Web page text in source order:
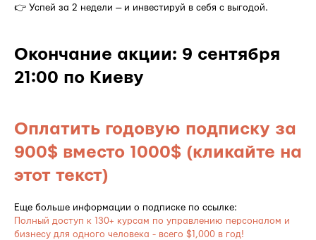
👉 Успей за 2 недели — и инвестируй в себя с выгодой.
Окончание акции: 9 сентября
21:00 по Киеву
Оплатить годовую подписку за
900$ вместо 1000$ (кликайте на
этот текст)
Еще больше информации о подписке по ссылке:
Полный доступ к 130+ курсам по управлению персоналом и
бизнесу для одного человека - всего $1,000 в год!